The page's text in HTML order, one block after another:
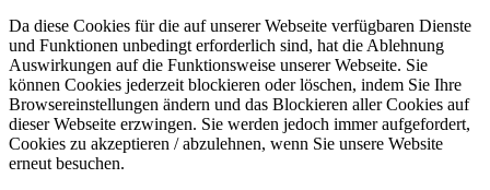
Da diese Cookies für die auf unserer Webseite verfügbaren Dienste
und Funktionen unbedingt erforderlich sind, hat die Ablehnung
Auswirkungen auf die Funktionsweise unserer Webseite. Sie
können Cookies jederzeit blockieren oder löschen, indem Sie Ihre
Browsereinstellungen ändern und das Blockieren aller Cookies auf
dieser Webseite erzwingen. Sie werden jedoch immer aufgefordert,
Cookies zu akzeptieren / abzulehnen, wenn Sie unsere Website
erneut besuchen.